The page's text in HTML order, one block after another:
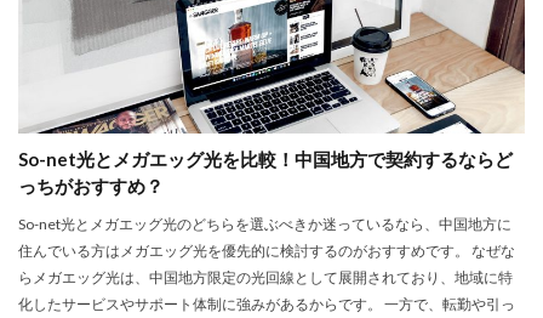
So-net光とメガエッグ光を比較！中国地方で契約するならど
っちがおすすめ？
So-net光とメガエッグ光のどちらを選ぶべきか迷っているなら、中国地方に
住んでいる方はメガエッグ光を優先的に検討するのがおすすめです。 なぜな
らメガエッグ光は、中国地方限定の光回線として展開されており、地域に特
化したサービスやサポート体制に強みがあるからです。 一方で、転勤や引っ